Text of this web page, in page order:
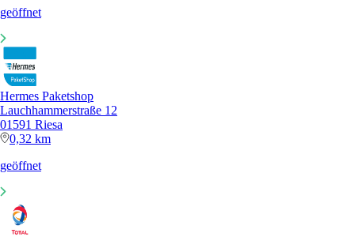
geöffnet
Hermes Paketshop
Lauchhammerstraße 12
01591 Riesa
0,32 km
geöffnet